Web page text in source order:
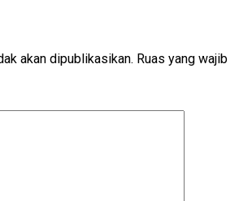
akan dipublikasikan. Ruas yang wajib